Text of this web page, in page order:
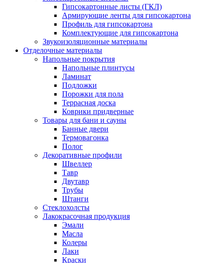
Гипсокартонные листы (ГКЛ)
Армирующие ленты для гипсокартона
Профиль для гипсокартона
Комплектующие для гипсокартона
Звукоизоляционные материалы
Отделочные материалы
Напольные покрытия
Напольные плинтусы
Ламинат
Подложки
Порожки для пола
Террасная доска
Коврики придверные
Товары для бани и сауны
Банные двери
Термовагонка
Полог
Декоративные профили
Швеллер
Тавр
Двутавр
Трубы
Штанги
Стеклохолсты
Лакокрасочная продукция
Эмали
Масла
Колеры
Лаки
Краски